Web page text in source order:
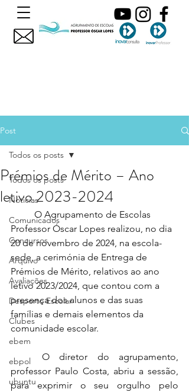
Post
Todos os posts
Noticias
Comunicados
Concursos
Arquivo
Avaliações
Desporto Escolar
Clubes
ebem
ebpol
ubuntu
Todos os posts
Prémios de Mérito – Ano
letivo 2023-2024
	O Agrupamento de Escolas
Professor Óscar Lopes realizou, no dia
20 de novembro de 2024, na escola-
sede, a cerimónia de Entrega de
Prémios de Mérito, relativos ao ano
letivo 2023/2024, que contou com a
presença dos alunos e das suas
famílias e demais elementos da
comunidade escolar.
	O diretor do agrupamento,
professor Paulo Costa, abriu a sessão,
para exprimir o seu orgulho pelo